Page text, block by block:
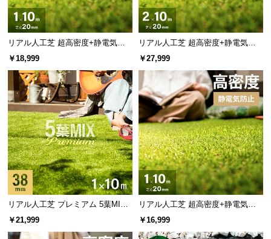
リアル人工芝 超高密度+静電気防
止 極細タイプ 芝丈20mm 1×10m
防草シート付
￥18,999
リアル人工芝 超高密度+静電気防
止 高耐久タイプ・質感を追求 芝丈
20mm 2×10m
￥27,999
リアル人工芝 プレミアム 5葉MI
X・質感をさらに追求 芝丈38mm 1
￥21,999
リアル人工芝 超高密度+静電気防
止 高耐久タイプ・質感を追求 芝丈
￥16,999